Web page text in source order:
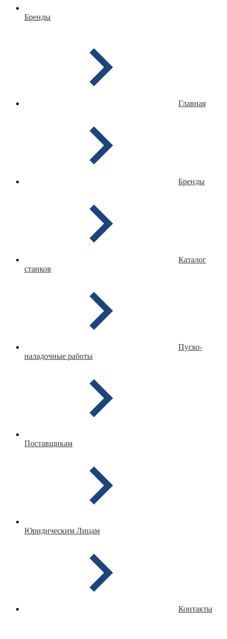
Бренды
Главная
Бренды
Каталог
станков
Пуско-
наладочные работы
Поставщикам
Юридическим Лицам
Контакты